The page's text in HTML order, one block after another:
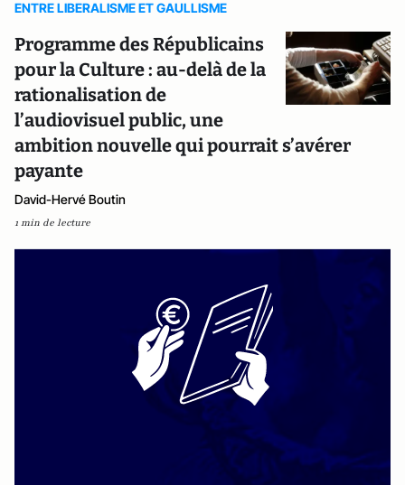
ENTRE LIBERALISME ET GAULLISME
Programme des Républicains
pour la Culture : au-delà de la
rationalisation de
l’audiovisuel public, une
ambition nouvelle qui pourrait s’avérer
payante
David-Hervé Boutin
1 min de lecture